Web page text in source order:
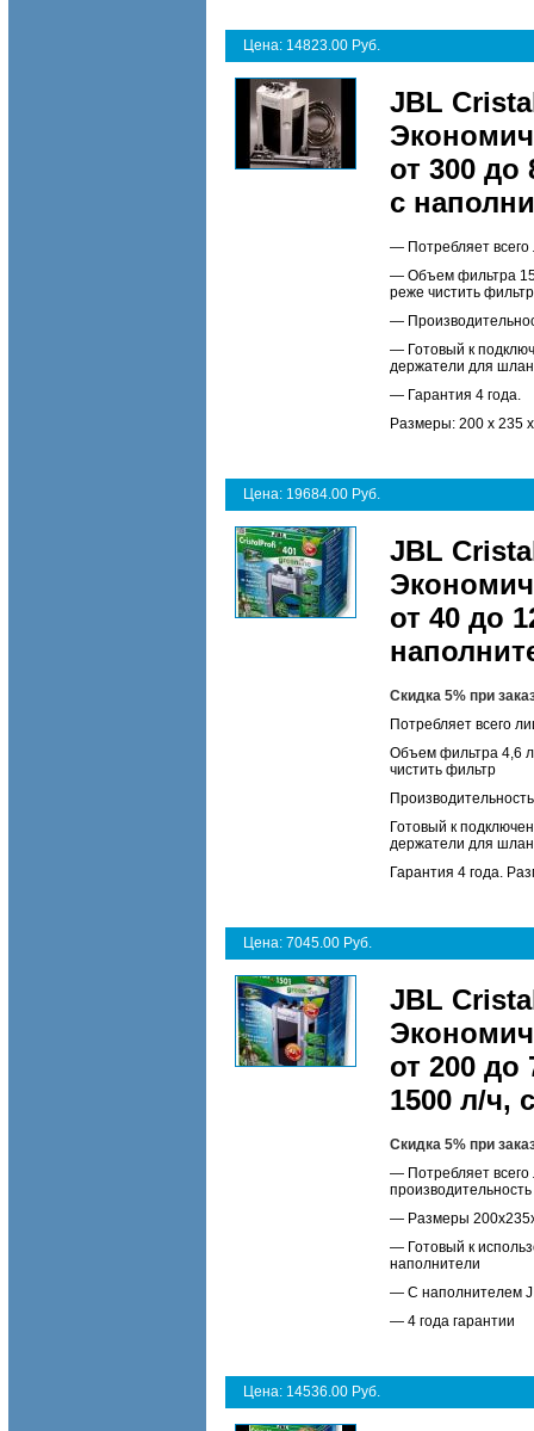
Цена: 14823.00 Руб.
JBL
от 300 до
с
— Потребляет всего
— Объем фильтра 15
реже чистить фильтр
—
— Готовый к
держатели для
— Гарантия 4 года.
Размеры: 200 x 235
Цена: 19684.00 Руб.
JBL
от 40 до
Скидка 5% при
Потребляет всего
Объем фильтра 4,6 л
чистить фильтр
Готовый к
держатели для
Гарантия 4 года.
Цена: 7045.00 Руб.
JBL
от 200
1500 л/ч,
Скидка 5% при
— Потребляет всего
— Размеры
— Готовый к
наполнители
— С наполнителем
— 4 года гарантии
Цена: 14536.00 Руб.